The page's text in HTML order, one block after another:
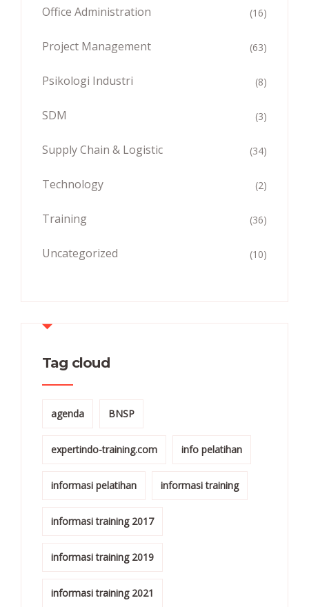
Office Administration (16)
Project Management (63)
Psikologi Industri (8)
SDM (3)
Supply Chain & Logistic (34)
Technology (2)
Training (36)
Uncategorized (10)
Tag cloud
agenda BNSP
expertindo-training.com info pelatihan
informasi pelatihan informasi training
informasi training 2017
informasi training 2019
informasi training 2021